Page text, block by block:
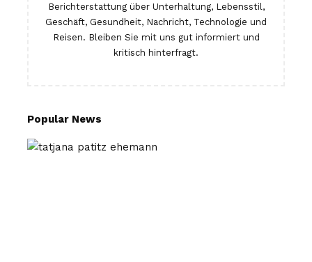
Berichterstattung über Unterhaltung, Lebensstil,
Geschäft, Gesundheit, Nachricht, Technologie und
Reisen. Bleiben Sie mit uns gut informiert und
kritisch hinterfragt.
Popular News